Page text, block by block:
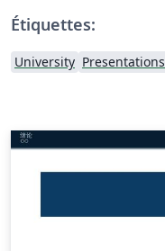
Étiquettes:
University Presentations